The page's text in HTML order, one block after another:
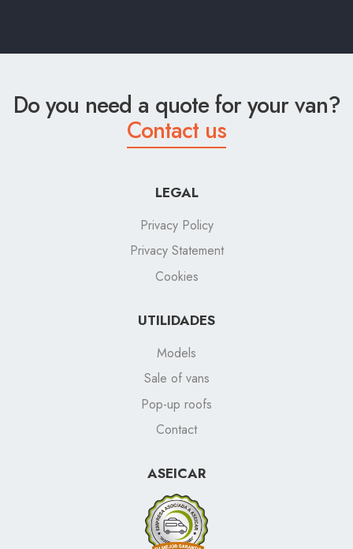
Do you need a quote for your van?
Contact us
LEGAL
Privacy Policy
Privacy Statement
Cookies
UTILIDADES
Models
Sale of vans
Pop-up roofs
Contact
ASEICAR